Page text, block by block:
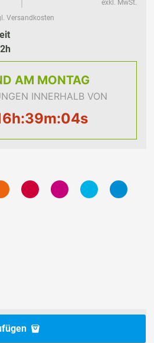
exkl. MwSt.
Versandkosten
AM MONTAG
INNERHALB VON